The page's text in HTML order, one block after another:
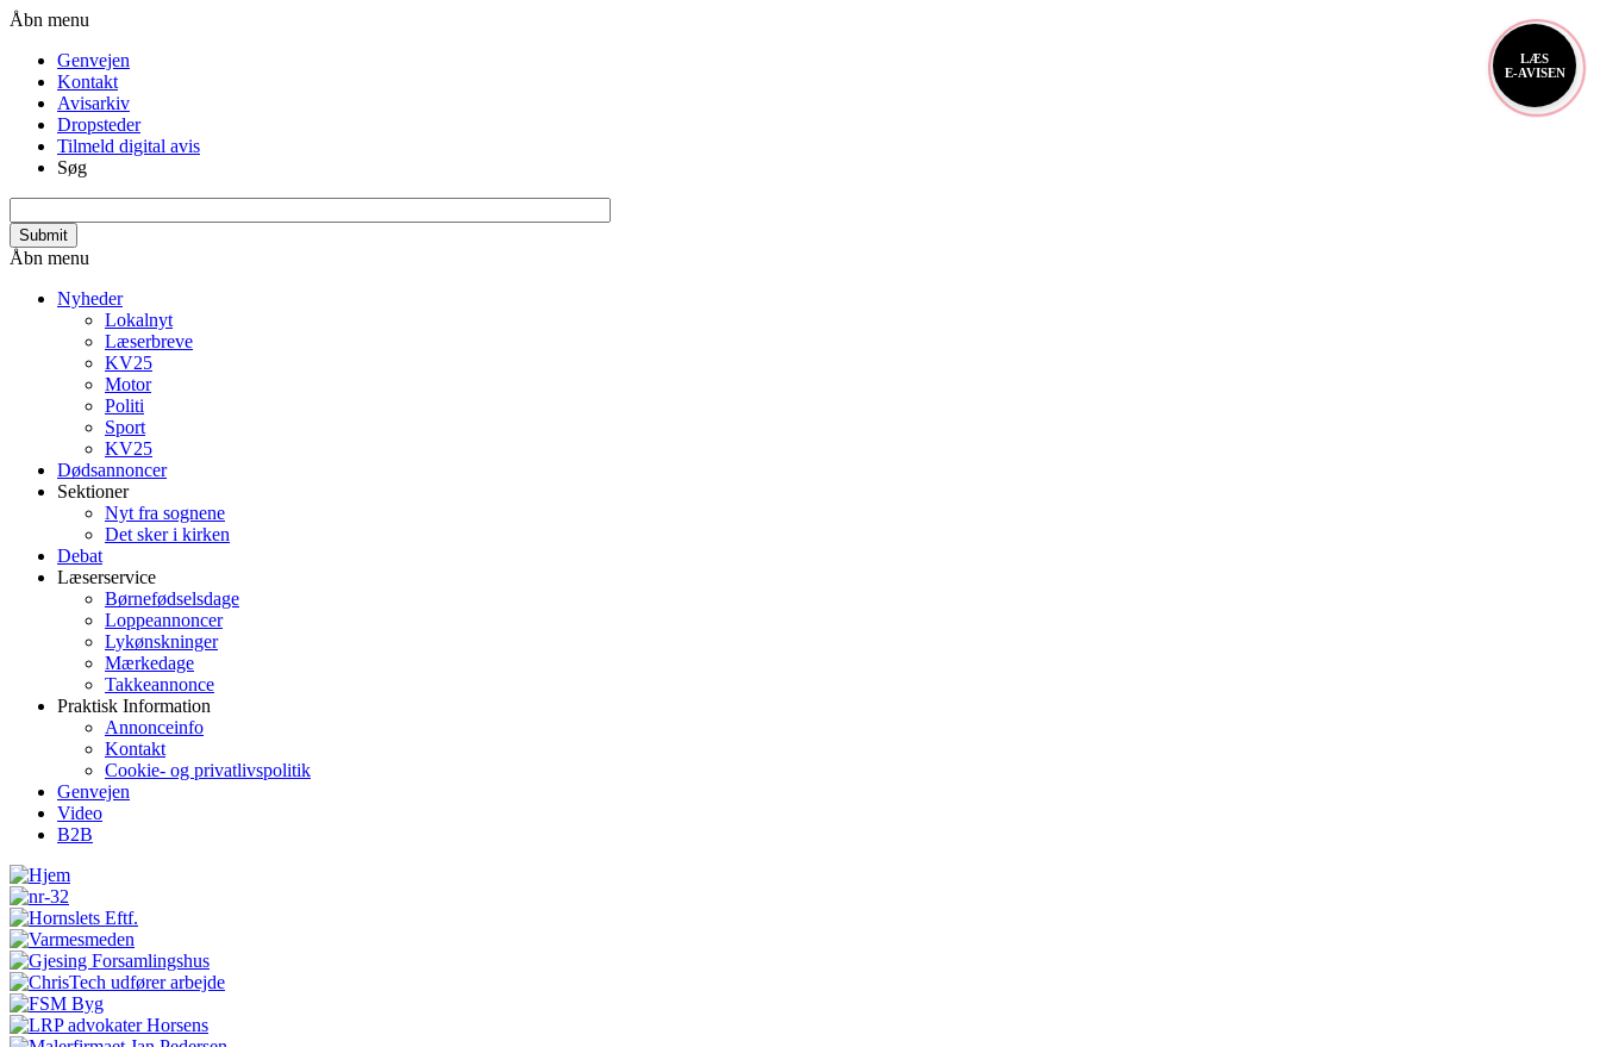
Gå
hovedindhold
Header
Åbn menu
Genvejen
Kontakt
Avisarkiv
Dropsteder
Tilmeld digital avis
Søg
Primær
Åbn menu
Nyheder
Lokalnyt
Læserbreve
KV25
Motor
Politi
Sport
KV25
Dødsannoncer
Sektioner
Nyt fra sognene
Det sker i kirken
Debat
Læserservice
Børnefødselsdage
Loppeannoncer
Lykønskninger
Mærkedage
Takkeannonce
Praktisk Information
Annonceinfo
Kontakt
Cookie- og privatlivspolitik
Genvejen
Video
B2B
LÆS
E-AVISEN